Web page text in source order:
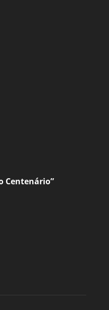
Centenário”